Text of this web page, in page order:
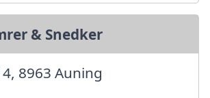
& Snedker
8963 Auning